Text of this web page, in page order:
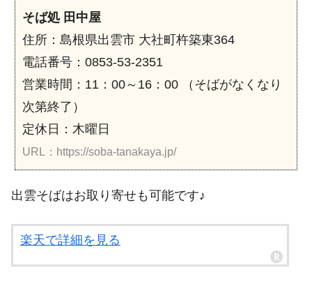
そば処 田中屋
住所：島根県出雲市 大社町杵築東364
電話番号：0853-53-2351
営業時間：11：00～16：00 （そばがなくなり
次第終了）
定休日：木曜日
URL：https://soba-tanakaya.jp/
出雲そばはお取り寄せも可能です♪
楽天で詳細を見る